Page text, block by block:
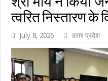
श्री मौर्य ने किया
त्वरित निस्तारण के
July 8, 2026 उत्तर प्रदेश